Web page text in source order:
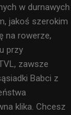
w durnawych
jakoś szerokim
na rowerze,
przy
zawsze
Babci z
klika. Chcesz